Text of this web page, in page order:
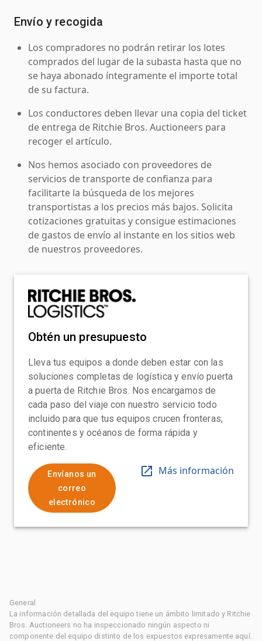
Envío y recogida
Los compradores no podrán retirar los lotes
comprados del lugar de la subasta hasta que no
se haya abonado íntegramente el importe total
de su factura.
Los conductores deben llevar una copia del ticket
de entrega de Ritchie Bros. Auctioneers para
recoger el artículo.
Nos hemos asociado con proveedores de
servicios de transporte de confianza para
facilitarte la búsqueda de los mejores
transportistas a los precios más bajos. Solicita
cotizaciones gratuitas y consigue estimaciones
de gastos de envío al instante en los sitios web
de nuestros proveedores.
Obtén un presupuesto
Lleva tus equipos a donde deben estar con las
soluciones completas de logística y envío puerta
a puerta de Ritchie Bros. Nos encargamos de
cada paso del viaje con nuestro servicio todo
incluido para que tus equipos crucen fronteras,
continentes y océanos de forma rápida y
eficiente.
Envíanos un
correo
electrónico
Más información
General
La información detallada del equipo tiene un ámbito limitado y Ritchie
Bros. Auctioneers no ha inspeccionado ningún aspecto ni
componente del equipo distinto de los expuestos expresamente aquí.